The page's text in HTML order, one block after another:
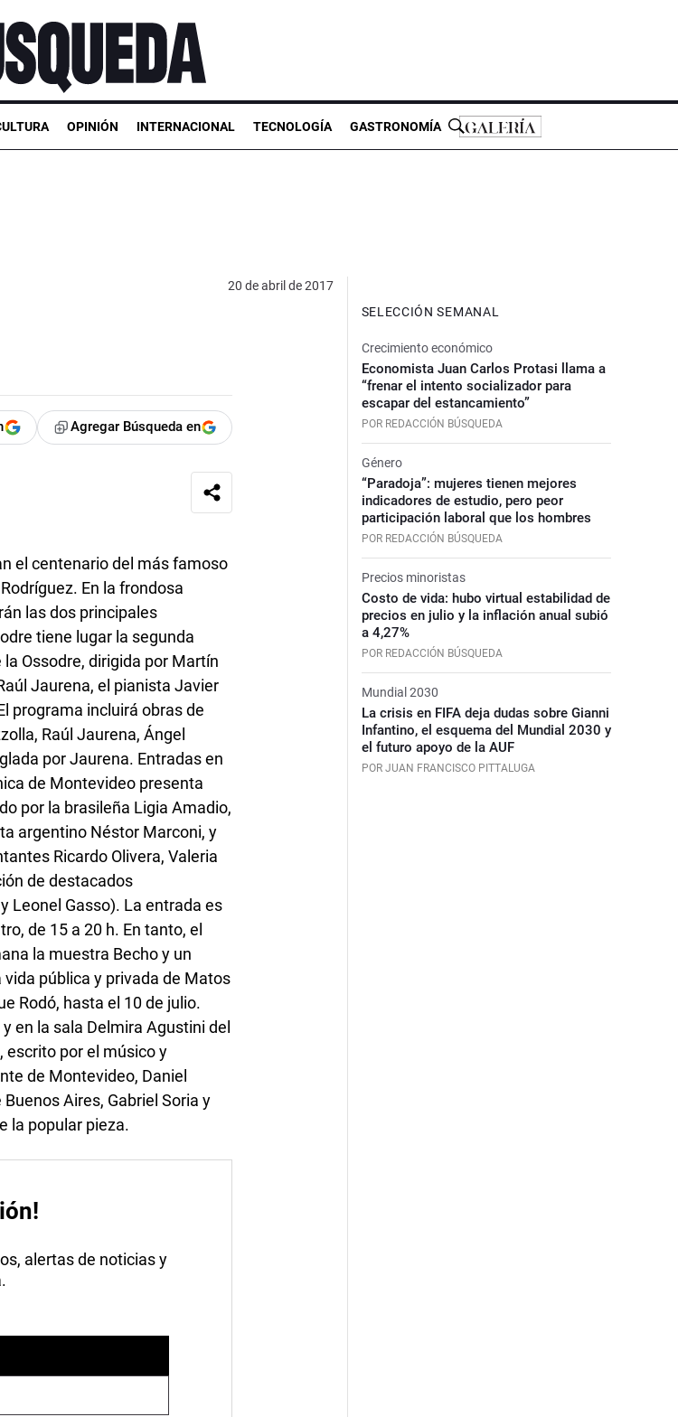
OPINIÓN INTERNACIONAL TECNOLOGÍA GASTRONOMÍA
20 de abril de 2017
Agregar Búsqueda en
el centenario del más famoso
En la frondosa
las dos principales
tiene lugar la segunda
Ossodre, dirigida por Martín
Jaurena, el pianista Javier
programa incluirá obras de
Raúl Jaurena, Ángel
por Jaurena. Entradas en
de Montevideo presenta
por la brasileña Ligia Amadio,
argentino Néstor Marconi, y
Ricardo Olivera, Valeria
de destacados
Leonel Gasso). La entrada es
de 15 a 20 h. En tanto, el
la muestra Becho y un
pública y privada de Matos
Rodó, hasta el 10 de julio.
en la sala Delmira Agustini del
escrito por el músico y
de Montevideo, Daniel
Aires, Gabriel Soria y
la popular pieza.
alertas de noticias y
SELECCIÓN SEMANAL
Crecimiento económico
Economista Juan Carlos Protasi llama a
“frenar el intento socializador para
escapar del estancamiento”
POR REDACCIÓN BÚSQUEDA
Género
“Paradoja”: mujeres tienen mejores
indicadores de estudio, pero peor
participación laboral que los hombres
POR REDACCIÓN BÚSQUEDA
Precios minoristas
Costo de vida: hubo virtual estabilidad de
precios en julio y la inflación anual subió
a 4,27%
POR REDACCIÓN BÚSQUEDA
Mundial 2030
La crisis en FIFA deja dudas sobre Gianni
Infantino, el esquema del Mundial 2030 y
el futuro apoyo de la AUF
POR JUAN FRANCISCO PITTALUGA